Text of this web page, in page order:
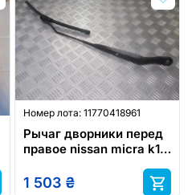
Номер лота: 11770418961
Рычаг дворники перед
правое nissan micra k12
1 503 ₴